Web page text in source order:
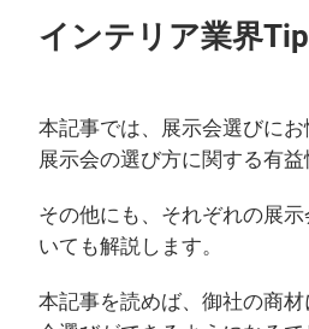
インテリア業界
本記事では、展示会選びにお
展示会の選び方に関する有益
その他にも、それぞれの展
いても解説します。
本記事を読めば、御社の商